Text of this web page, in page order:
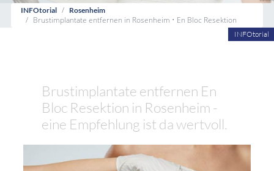
INFOtorial Rosenheim
Brustimplantate entfernen in Rosenheim • En Bloc Resektion
INFOtorial
Brustimplantate entfernen En
Bloc Resektion in Rosenheim -
eine Empfehlung ist da wertvoll.